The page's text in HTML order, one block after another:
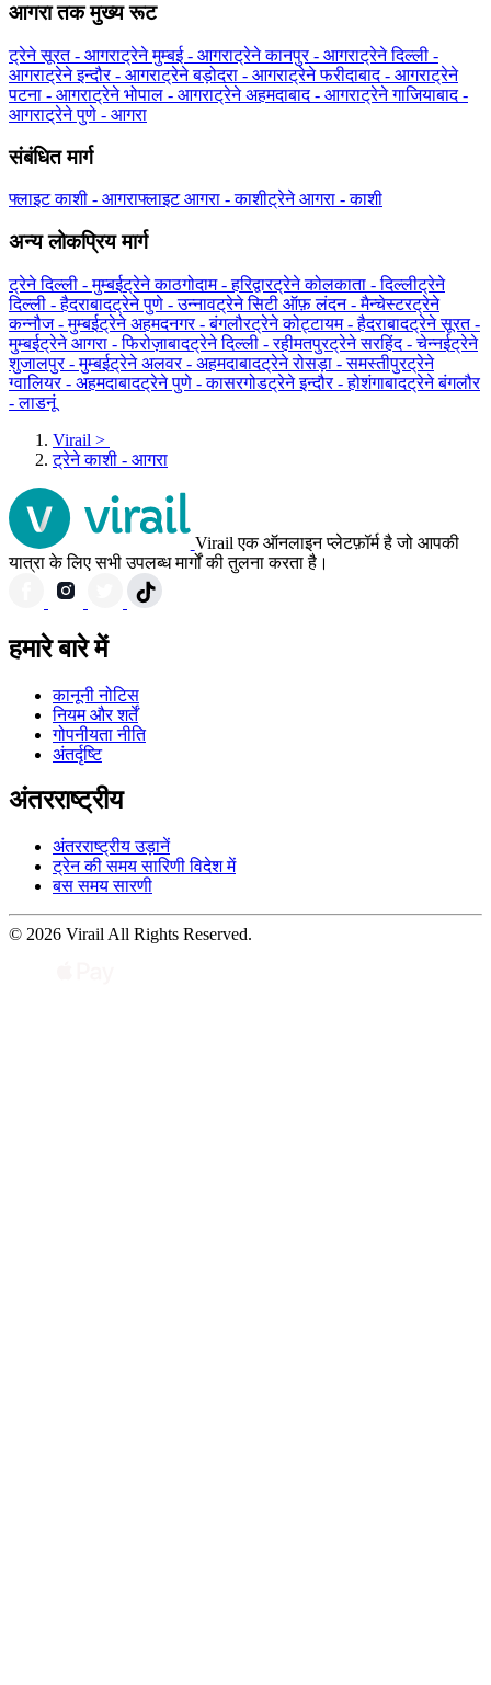
आगरा तक मुख्य रूट
ट्रेने सूरत - आगराट्रेने मुम्बई - आगराट्रेने कानपुर - आगराट्रेने दिल्ली -
आगराट्रेने इन्दौर - आगराट्रेने बड़ोदरा - आगराट्रेने फरीदाबाद - आगराट्रेने
पटना - आगराट्रेने भोपाल - आगराट्रेने अहमदाबाद - आगराट्रेने गाजियाबाद -
आगराट्रेने पुणे - आगरा
संबंधित मार्ग
फ्लाइट काशी - आगराफ्लाइट आगरा - काशीट्रेने आगरा - काशी
अन्य लोकप्रिय मार्ग
ट्रेने दिल्ली - मुम्बईट्रेने काठगोदाम - हरिद्वारट्रेने कोलकाता - दिल्लीट्रेने
दिल्ली - हैदराबादट्रेने पुणे - उन्नावट्रेने सिटी ऑफ़ लंदन - मैन्चेस्टरट्रेने
कन्नौज - मुम्बईट्रेने अहमदनगर - बंगलौरट्रेने कोट्टायम - हैदराबादट्रेने सूरत -
मुम्बईट्रेने आगरा - फिरोज़ाबादट्रेने दिल्ली - रहीमतपुरट्रेने सरहिंद - चेन्नईट्रेने
शुजालपुर - मुम्बईट्रेने अलवर - अहमदाबादट्रेने रोसड़ा - समस्तीपुरट्रेने
ग्‍वालियर - अहमदाबादट्रेने पुणे - कासरगोडट्रेने इन्दौर - होशंगाबादट्रेने बंगलौर
- लाडनूं
Virail >
ट्रेने काशी - आगरा
Virail एक ऑनलाइन प्लेटफ़ॉर्म है जो आपकी
यात्रा के लिए सभी उपलब्ध मार्गों की तुलना करता है।
हमारे बारे में
कानूनी नोटिस
नियम और शर्तें
गोपनीयता नीति
अंतर्दृष्टि
अंतरराष्ट्रीय
अंतरराष्ट्रीय उड़ानें
ट्रेन की समय सारिणी विदेश में
बस समय सारणी
© 2026 Virail All Rights Reserved.